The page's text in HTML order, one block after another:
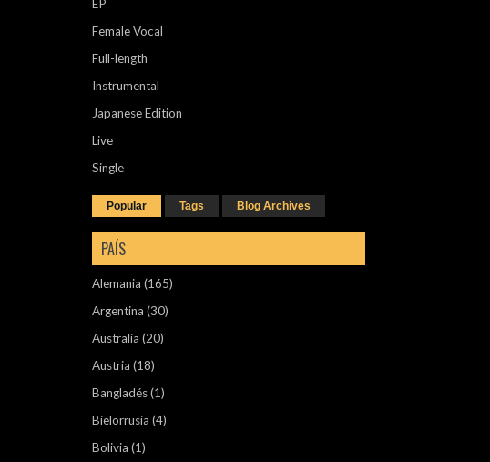
EP
Female Vocal
Full-length
Instrumental
Japanese Edition
Live
Single
Popular Tags Blog Archives
PAÍS
Alemania (165)
Argentina (30)
Australia (20)
Austria (18)
Bangladés(1)
Bielorrusia (4)
Bolivia (1)